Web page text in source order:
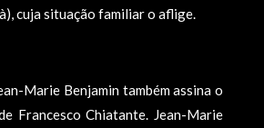
cuja situação familiar o aflige.
Marie Benjamin também assina o
Francesco Chiatante. Jean-Marie